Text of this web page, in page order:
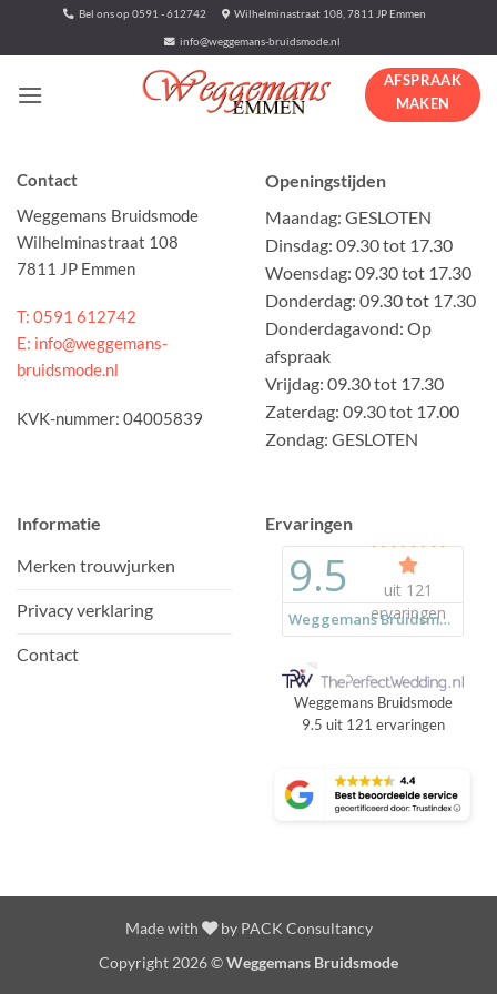
Bel ons op 0591 - 612742 Wilhelminastraat 108, 7811 JP Emmen
info@weggemans-bruidsmode.nl
AFSPRAAK
MAKEN
Contact
Weggemans Bruidsmode
Wilhelminastraat 108
7811 JP Emmen
T: 0591 612742
E: info@weggemans-
bruidsmode.nl
KVK-nummer: 04005839
Openingstijden
Maandag: GESLOTEN
Dinsdag: 09.30 tot 17.30
Woensdag: 09.30 tot 17.30
Donderdag: 09.30 tot 17.30
Donderdagavond: Op
afspraak
Vrijdag: 09.30 tot 17.30
Zaterdag: 09.30 tot 17.00
Zondag: GESLOTEN
Informatie
Merken trouwjurken
Privacy verklaring
Contact
Ervaringen
Weggemans Bruidsmode
9.5 uit 121 ervaringen
Made with by PACK Consultancy
Copyright 2026 ©Weggemans Bruidsmode